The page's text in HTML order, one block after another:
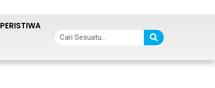
PERISTIWA